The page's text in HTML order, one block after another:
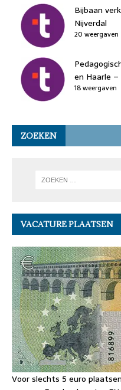
Bijbaan
Nijverdal
20 weergaven
en Haarle –
18 weergaven
ZOEKEN
VACATURE PLAATSEN
Voor slechts 5 euro